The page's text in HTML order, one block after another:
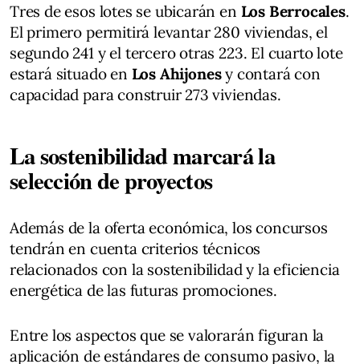
Tres de esos lotes se ubicarán en Los Berrocales.
El primero permitirá levantar 280 viviendas, el
segundo 241 y el tercero otras 223. El cuarto lote
estará situado en Los Ahijonesy contará con
capacidad para construir 273 viviendas.
La sostenibilidad marcará la
selección de proyectos
Además de la oferta económica, los concursos
tendrán en cuenta criterios técnicos
relacionados con la sostenibilidad y la eficiencia
energética de las futuras promociones.
Entre los aspectos que se valorarán figuran la
aplicación de estándares de consumo pasivo, la